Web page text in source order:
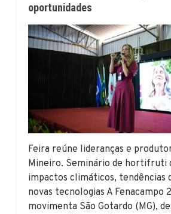
oportunidades
Feira reúne lideranças e
Mineiro. Seminário de hortifruti
impactos climáticos, tendências
novas tecnologias A Fenacampo
movimenta São Gotardo (MG),